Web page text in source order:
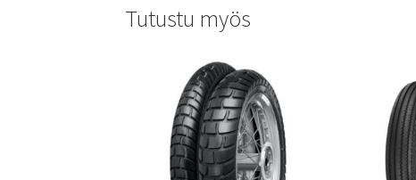
Tutustu myös